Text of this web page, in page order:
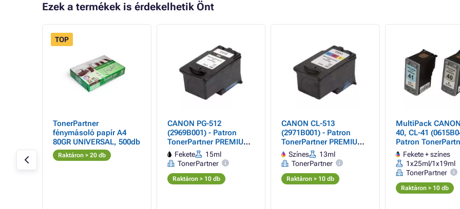
Ezek a termékek is érdekelhetik Önt
TOP
TonerPartner
fénymásoló papír A4
80GR UNIVERSAL, 500db
Raktáron > 20 db
CANON PG-512
(2969B001) - Patron
TonerPartner PREMIUM,
black (fekete)
Fekete
15ml
TonerPartner
Raktáron > 10 db
CANON CL-513
(2971B001) - Patron
TonerPartner PREMIUM,
color (színes)
Színes
13ml
TonerPartner
Raktáron > 10 db
MultiPack
40, CL-41
Patron
PREMIUM, black
(fekete + színes)
Fekete + színes
1x25ml/1x19ml
TonerPartner
Raktáron > 10 db